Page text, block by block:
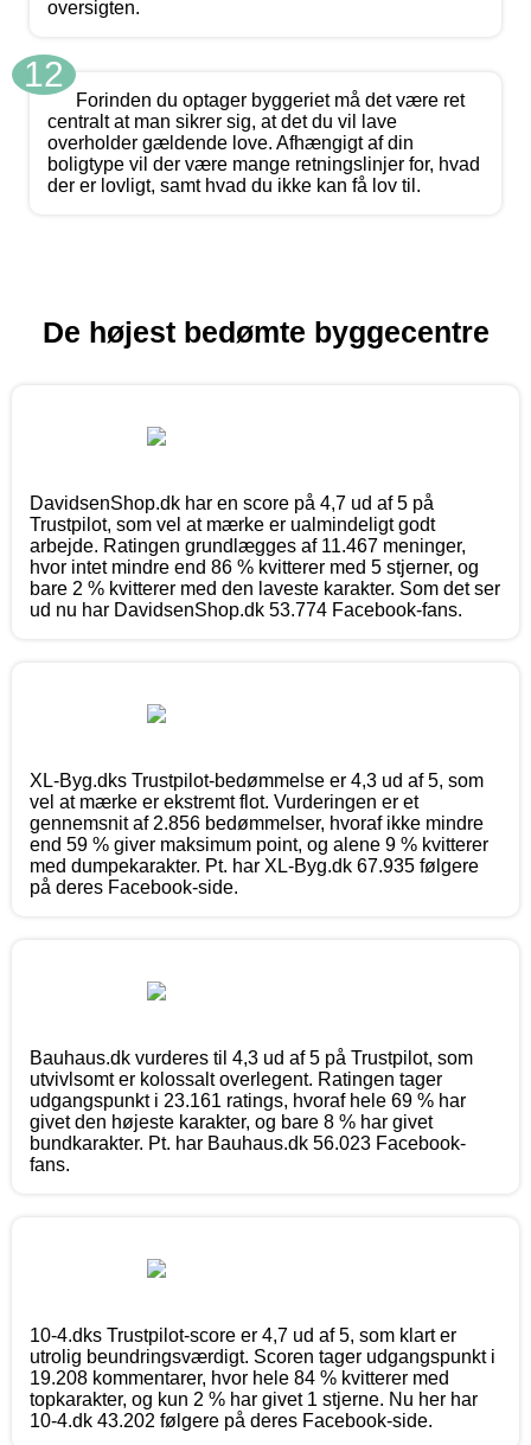
oversigten.
12
Forinden du optager byggeriet må det være ret
centralt at man sikrer sig, at det du vil lave
overholder gældende love. Afhængigt af din
boligtype vil der være mange retningslinjer for, hvad
der er lovligt, samt hvad du ikke kan få lov til.
De højest bedømte byggecentre
DavidsenShop.dk har en score på 4,7 ud af 5 på
Trustpilot, som vel at mærke er ualmindeligt godt
arbejde. Ratingen grundlægges af 11.467 meninger,
hvor intet mindre end 86 % kvitterer med 5 stjerner, og
bare 2 % kvitterer med den laveste karakter. Som det ser
ud nu har DavidsenShop.dk 53.774 Facebook-fans.
XL-Byg.dks Trustpilot-bedømmelse er 4,3 ud af 5, som
vel at mærke er ekstremt flot. Vurderingen er et
gennemsnit af 2.856 bedømmelser, hvoraf ikke mindre
end 59 % giver maksimum point, og alene 9 % kvitterer
med dumpekarakter. Pt. har XL-Byg.dk 67.935 følgere
på deres Facebook-side.
Bauhaus.dk vurderes til 4,3 ud af 5 på Trustpilot, som
utvivlsomt er kolossalt overlegent. Ratingen tager
udgangspunkt i 23.161 ratings, hvoraf hele 69 % har
givet den højeste karakter, og bare 8 % har givet
bundkarakter. Pt. har Bauhaus.dk 56.023 Facebook-
fans.
10-4.dks Trustpilot-score er 4,7 ud af 5, som klart er
utrolig beundringsværdigt. Scoren tager udgangspunkt i
19.208 kommentarer, hvor hele 84 % kvitterer med
topkarakter, og kun 2 % har givet 1 stjerne. Nu her har
10-4.dk 43.202 følgere på deres Facebook-side.